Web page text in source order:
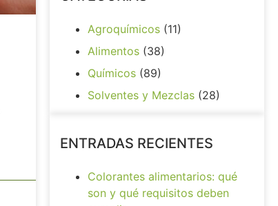
Agroquímicos (11)
Alimentos (38)
Químicos (89)
Solventes y Mezclas (28)
ENTRADAS RECIENTES
Colorantes alimentarios: qué
son y qué requisitos deben